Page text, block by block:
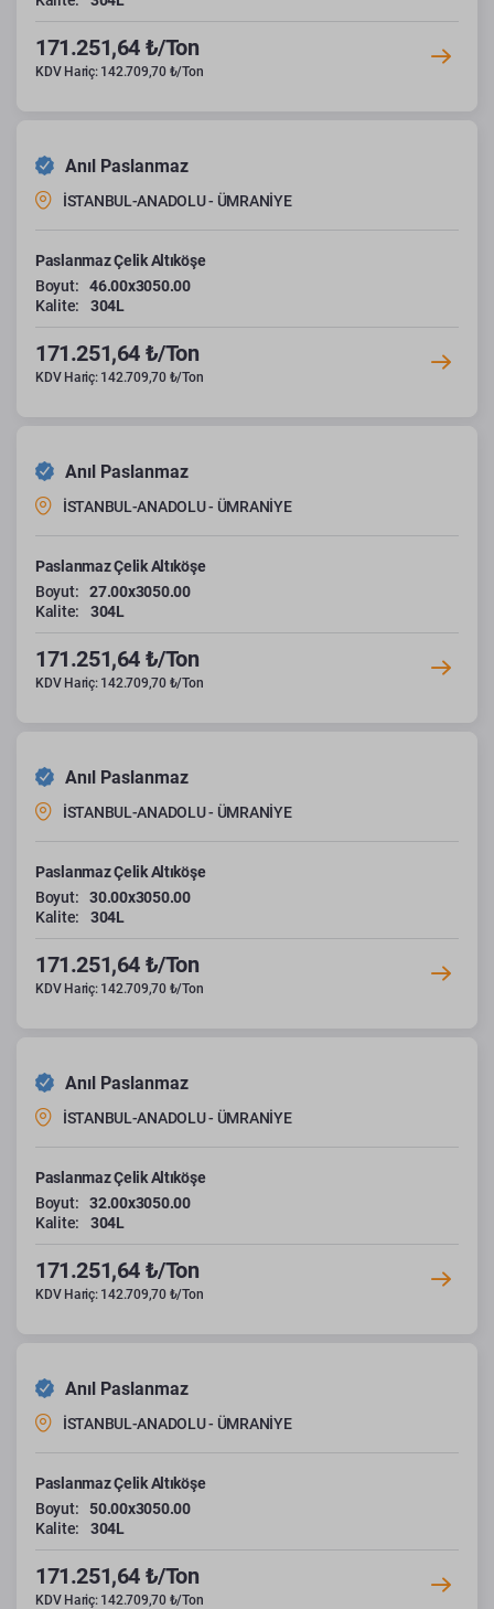
171.251,64 ₺/Ton
KDV Hariç: 142.709,70 ₺/Ton
Anıl Paslanmaz
İSTANBUL-ANADOLU - ÜMRANİYE
Paslanmaz Çelik Altıköşe
Boyut:
46.00x3050.00
Kalite:
304L
171.251,64 ₺/Ton
KDV Hariç: 142.709,70 ₺/Ton
Anıl Paslanmaz
İSTANBUL-ANADOLU - ÜMRANİYE
Paslanmaz Çelik Altıköşe
Boyut:
27.00x3050.00
Kalite:
304L
171.251,64 ₺/Ton
KDV Hariç: 142.709,70 ₺/Ton
Anıl Paslanmaz
İSTANBUL-ANADOLU - ÜMRANİYE
Paslanmaz Çelik Altıköşe
Boyut:
30.00x3050.00
Kalite:
304L
171.251,64 ₺/Ton
KDV Hariç: 142.709,70 ₺/Ton
Anıl Paslanmaz
İSTANBUL-ANADOLU - ÜMRANİYE
Paslanmaz Çelik Altıköşe
Boyut:
32.00x3050.00
Kalite:
304L
171.251,64 ₺/Ton
KDV Hariç: 142.709,70 ₺/Ton
Anıl Paslanmaz
İSTANBUL-ANADOLU - ÜMRANİYE
Paslanmaz Çelik Altıköşe
Boyut:
50.00x3050.00
Kalite:
304L
171.251,64 ₺/Ton
KDV Hariç: 142.709,70 ₺/Ton